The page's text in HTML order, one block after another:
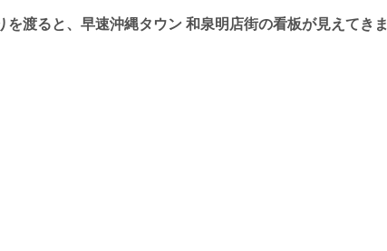
渡ると、早速沖縄タウン 和泉明店街の看板が見えてきま